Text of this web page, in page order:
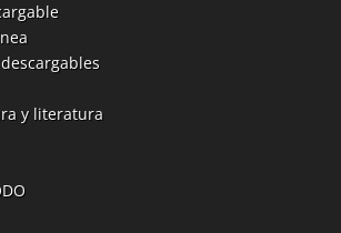
y literatura